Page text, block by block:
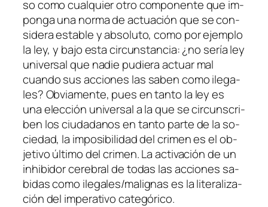
so co­mo cual­quier otro com­po­nen­te que im­
pon­ga una nor­ma de ac­tua­ción que se con­
si­de­ra es­ta­ble y ab­so­lu­to, co­mo por ejem­plo
la ley, y ba­jo es­ta cir­cuns­tan­cia: ¿no se­ría ley
uni­ver­sal que na­die pu­die­ra ac­tuarmal
cuan­do sus ac­cio­nes las sa­ben co­mo ile­ga­
les? Obviamente, pues en tan­to la ley es
una elec­ción uni­ver­sal a la que se cir­cuns­cri­
ben los ciu­da­da­nos en tan­to par­te de la so­
cie­dad, la im­po­si­bi­li­dad del cri­menesel ob­
je­ti­vo úl­ti­mo del cri­men. La ac­ti­va­ción de un
inhi­bi­dor ce­re­bral de to­das las ac­cio­nes sa­
bi­das co­mo ilegales/malignas es la li­te­ra­li­za­
ción del im­pe­ra­ti­vo categórico.